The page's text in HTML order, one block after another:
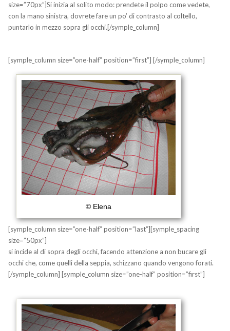
size=”70px”]Si inizia al solito modo: prendete il polpo come vedete,
con la mano sinistra, dovrete fare un po’ di contrasto al coltello,
puntarlo in mezzo sopra gli occhi.[/symple_column]
[symple_column size=”one-half” position=”first”]
© Elena
[/symple_column]
[symple_column size=”one-half” position=”last”][symple_spacing
size=”50px”]
si incide al di sopra degli occhi, facendo attenzione a non bucare gli
occhi che, come quelli della seppia, schizzano quando vengono forati.
[/symple_column] [symple_column size=”one-half” position=”first”]